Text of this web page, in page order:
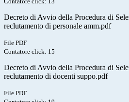
Decreto di Avvio della Procedura di
reclutamento di personale amm.pdf
File PDF
Contatore click: 15
Decreto di Avvio della Procedura di
reclutamento di docenti suppo.pdf
File PDF